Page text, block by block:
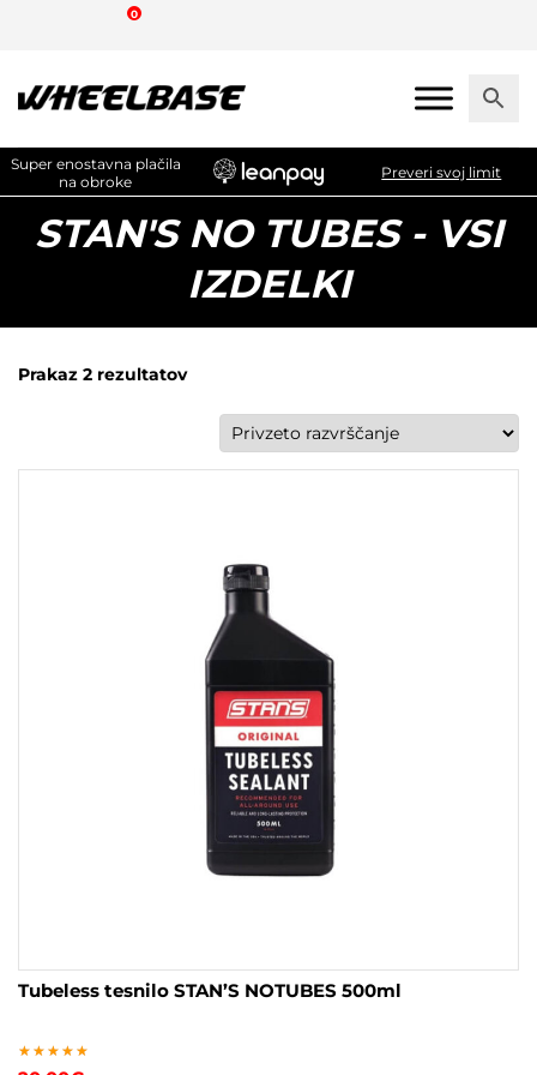
content
0
Super enostavna plačila
na obroke
Preveri svoj limit
STAN'S NO TUBES - VSI
IZDELKI
Prakaz 2 rezultatov
Tubeless tesnilo STAN’S NOTUBES 500ml
Ocenjeno